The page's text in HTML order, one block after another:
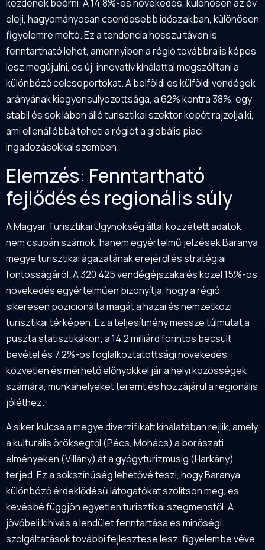
kezdenek beérni. A 14,8%-os növekedés, különösen az év
eleji, hagyományosan csendesebb időszakban, különösen
figyelemre méltó. Ez a tendencia hosszú távon is
fenntartható lehet, amennyiben a régió továbbra is képes
lesz megújulni, és új, innovatív kínálattal megszólítani a
különböző célcsoportokat. A belföldi és külföldi vendégek
arányának kiegyensúlyozottsága, a 62% kontra 38%, egy
stabil és sok lábon álló turisztikai szektor képét rajzolja ki,
ami ellenállóbbá teheti a régiót a globális piaci
ingadozásokkal szemben.
Elemzés: Fenntartható
fejlődés és regionális súly
A Magyar Turisztikai Ügynökség által közzétett adatok
nem csupán számok, hanem egyértelmű jelzések Baranya
megye turisztikai ágazatának erejéről és stratégiai
fontosságáról. A 320 425 vendégéjszaka és közel 15%-os
növekedés egyértelműen bizonyítja, hogy a régió
sikeresen pozicionálta magát a hazai és nemzetközi
turisztikai térképen. Ez a teljesítmény messze túlmutat a
puszta statisztikákon; a 14,2 milliárd forintos becsült
bevétel és 7,2%-os foglalkoztatottsági növekedés
közvetlen és mérhető előnyökkel jár a helyi közösségek
számára, munkahelyeket teremt és hozzájárul a regionális
jóléthez.
A siker kulcsa a megye diverzifikált kínálatában rejlik, amely
a kulturális örökségtől (Pécs, Mohács) a borászati
élményeken (Villány) át a gyógyturizmusig (Harkány)
terjed. Ez a sokszínűség lehetővé teszi, hogy Baranya
különböző érdeklődésű látogatókat szólítson meg, és
kevésbé függjön egyetlen turisztikai szegmenstől. A
jövőbeli kihívás a lendület fenntartása és minőségi
szolgáltatások további fejlesztése lesz, figyelembe véve